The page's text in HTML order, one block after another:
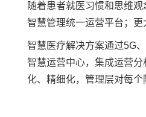
随着患者就医习惯和思维
智慧管理统一运营平台；
智慧医疗解决方案通过5G
智慧运营中心，集成运营
化、精细化，管理层对每